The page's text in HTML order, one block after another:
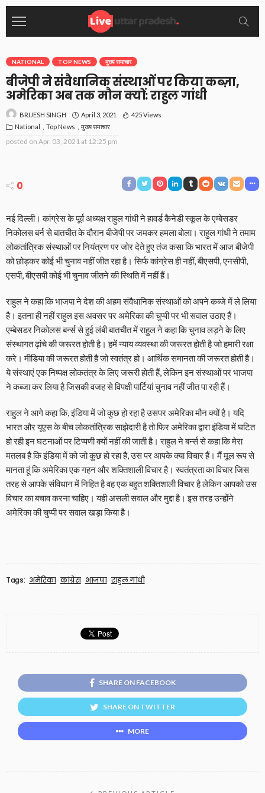
NATIONAL TOP NEWS मुख्य समाचार
बीजेपी ने संवैधानिक संस्थाओं पर किया कब्ज़ा,
अमेरिका अब तक मौन क्यों: राहुल गांधी
BRIJESH SINGH April 3, 2021
425 Views
National
Top News मुख्य समाचार
posted on Apr. 03, 2021 at 12:25 pm
0
नई दिल्ली। कांग्रेस के पूर्व अध्यक्ष राहुल गांधी ने हावर्ड कैनेडी स्कूल के एम्बेसडर
निकोलस बर्न से बातचीत के दौरान बीजेपी पर जमकर हमला बोला। राहुल गांधी ने तमाम
लोकतांत्रिक संस्थाओं पर नियंत्रण पर जोर देते हुए तंज कसा कि भारत में आज बीजेपी
को छोड़कर कोई भी चुनाव नहीं जीत रहा है। सिर्फ कांग्रेस ही नहीं, बीएसपी, एनसीपी,
एसपी, बीएसपी कोई भी चुनाव जीतने की स्थिति में नहीं हैं।
राहुल ने कहा कि भाजपा ने देश की अहम संवैधानिक संस्थाओं को अपने कब्जे में ले लिया
है। इतना ही नहीं राहुल इस अवसर पर अमेरिका की चुप्पी पर भी सवाल उठाए हैं।
एम्बेसडर निकोलस बर्न्स से हुई लंबी बातचीत में राहुल ने कहा कि चुनाव लड़ने के लिए
संस्थागत ढ़ांचे की जरूरत होती है। हमें न्याय व्यवस्था की जरूरत होती है जो हमारी रक्षा
करे। मीडिया की जरूरत होती है जो स्वतंत्र हो। आर्थिक समानता की जरूरत होती है।
ये संस्थाएं एक निष्पक्ष लोकतंत्र के लिए जरूरी होती हैं, लेकिन इन संस्थाओं पर भाजपा
ने कब्जा कर लिया है जिसकी वजह से विपक्षी पार्टियां चुनाव नहीं जीत पा रही हैं।
राहुल ने आगे कहा कि, इंडिया में जो कुछ हो रहा है उसपर अमेरिका मौन क्यों है। यदि
भारत और यूएस के बीच लोकतांत्रिक साझेदारी है तो फिर अमेरिका द्वारा इंडिया में घटित
हो रही इन घटनाओं पर टिप्पणी क्यों नहीं की जाती है। राहुल ने बर्न्स से कहा कि मेरा
मतलब है कि इंडिया में को जो कुछ हो रहा है, उस पर आपके क्या विचार हैं। मैं मूल रूप से
मानता हूं कि अमेरिका एक गहन और शक्तिशाली विचार है। स्वतंत्रता का विचार जिस
तरह से आपके संविधान में निहित है वह एक बहुत शक्तिशाली विचार है लेकिन आपको उस
विचार का बचाव करना चाहिए। यही असली सवाल और मुद्दा है। इस तरह उन्होंने
अमेरिका की चुप्पी पर सवाल खड़ा किया है।
Tags: अमेरिका कांग्रेस भाजपा राहुल गांधी
SHARE ON FACEBOOK
SHARE ON TWITTER
MORE